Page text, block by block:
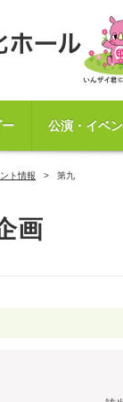
公演・イベ
ト情報 第九
画